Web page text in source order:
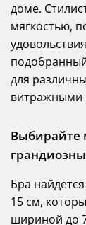
доме.
мягкостью,
для
витражными
Выбирайте
Бра
15 см,
шириной до